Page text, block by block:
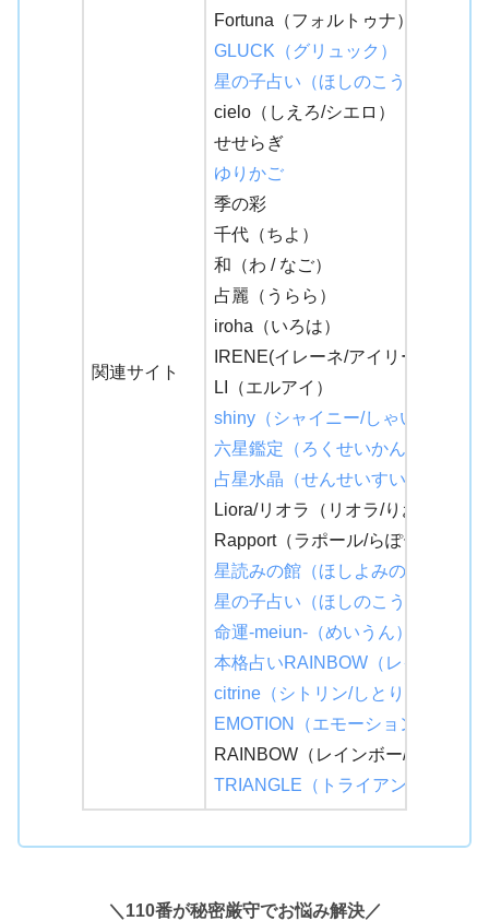
関連サイト
Fortuna（フォルトゥナ）
GLUCK（グリュック）
星の子占い（ほしのこうらない）
cielo（しえろ/シエロ）
せせらぎ
ゆりかご
季の彩
千代（ちよ）
和（わ / なご）
占麗（うらら）
iroha（いろは）
IRENE(イレーネ/アイリーン)
LI（エルアイ）
shiny（シャイニー/しゃいにー）
六星鑑定（ろくせいかんてい）
占星水晶（せんせいすいしょう）
Liora/リオラ（リオラ/りおら）
Rapport（ラポール/らぽーる）
星読みの館（ほしよみのやかた）
星の子占い（ほしのこうらない）
命運-meiun-（めいうん）
本格占いRAINBOW（レインボー
citrine（シトリン/しとりん）
EMOTION（エモーション/えもー
RAINBOW（レインボー/れいんぼ
TRIANGLE（トライアングル/とら
＼110番が秘密厳守でお悩み解決／